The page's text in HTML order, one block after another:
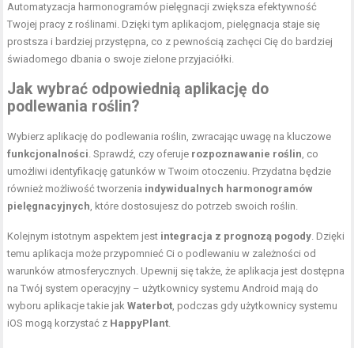
Automatyzacja harmonogramów pielęgnacji zwiększa efektywność
Twojej pracy z roślinami. Dzięki tym aplikacjom, pielęgnacja staje się
prostsza i bardziej przystępna, co z pewnością zachęci Cię do bardziej
świadomego dbania o swoje zielone przyjaciółki.
Jak wybrać odpowiednią aplikację do
podlewania roślin?
Wybierz aplikację do podlewania roślin, zwracając uwagę na kluczowe
funkcjonalności. Sprawdź, czy oferuje rozpoznawanie roślin, co
umożliwi identyfikację gatunków w Twoim otoczeniu. Przydatna będzie
również możliwość tworzenia indywidualnych harmonogramów
pielęgnacyjnych, które dostosujesz do potrzeb swoich roślin.
Kolejnym istotnym aspektem jest integracja z prognozą pogody. Dzięki
temu aplikacja może przypomnieć Ci o podlewaniu w zależności od
warunków atmosferycznych. Upewnij się także, że aplikacja jest dostępna
na Twój system operacyjny – użytkownicy systemu Android mają do
wyboru aplikacje takie jakWaterbot, podczas gdy użytkownicy systemu
iOS mogą korzystać z HappyPlant.